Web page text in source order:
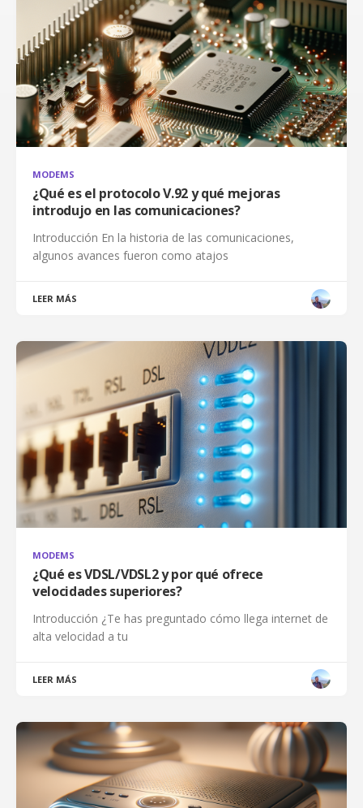
MODEMS
¿Qué es el protocolo V.92 y qué mejoras
introdujo en las comunicaciones?
Introducción En la historia de las comunicaciones,
algunos avances fueron como atajos
LEER MÁS
MODEMS
¿Qué es VDSL/VDSL2 y por qué ofrece
velocidades superiores?
Introducción ¿Te has preguntado cómo llega internet de
alta velocidad a tu
LEER MÁS